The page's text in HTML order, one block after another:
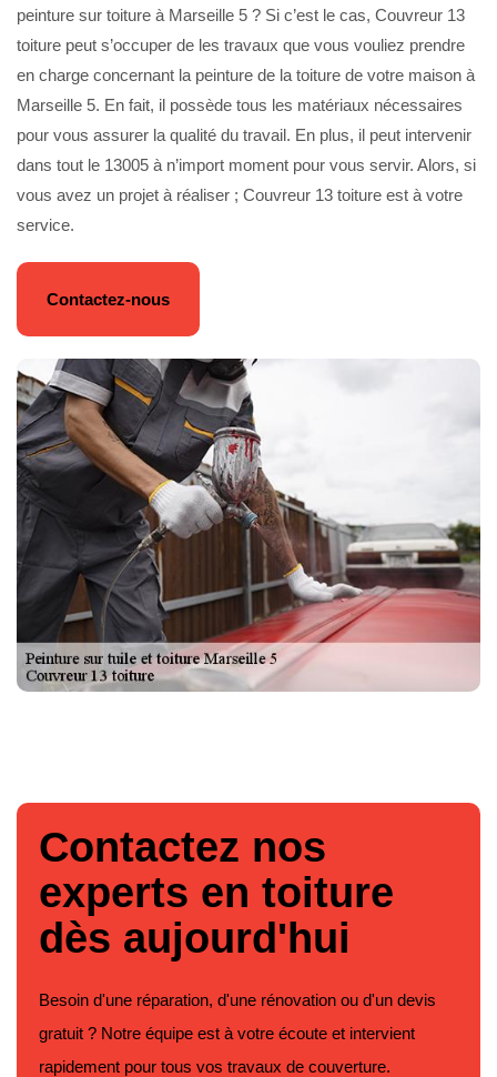
peinture sur toiture à Marseille 5 ? Si c’est le cas, Couvreur 13
toiture peut s’occuper de les travaux que vous vouliez prendre
en charge concernant la peinture de la toiture de votre maison à
Marseille 5. En fait, il possède tous les matériaux nécessaires
pour vous assurer la qualité du travail. En plus, il peut intervenir
dans tout le 13005 à n’import moment pour vous servir. Alors, si
vous avez un projet à réaliser ; Couvreur 13 toiture est à votre
service.
Contactez-nous
Contactez nos
experts en toiture
dès aujourd'hui
Besoin d'une réparation, d'une rénovation ou d'un devis
gratuit ? Notre équipe est à votre écoute et intervient
rapidement pour tous vos travaux de couverture.